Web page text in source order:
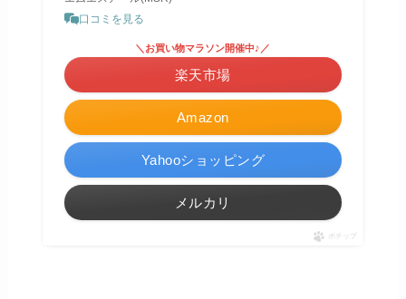
口コミを見る
Amazon
＼お買い物マラソン開催中♪／
楽天市場
Yahooショッピング
メルカリ
ポチップ